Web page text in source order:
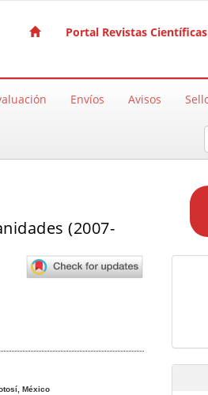
Portal Revistas Científicas
Envíos Avisos
(2007-
México
a
r
t